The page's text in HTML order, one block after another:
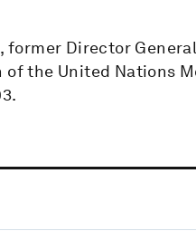
former Director
of the United Nations